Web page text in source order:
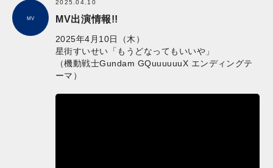
MV
2025.04.10
MV出演情報!!
2025年4月10日（木）
星街すいせい「もうどなってもいいや」
（機動戦士Gundam GQuuuuuuX エンディングテ
ーマ）